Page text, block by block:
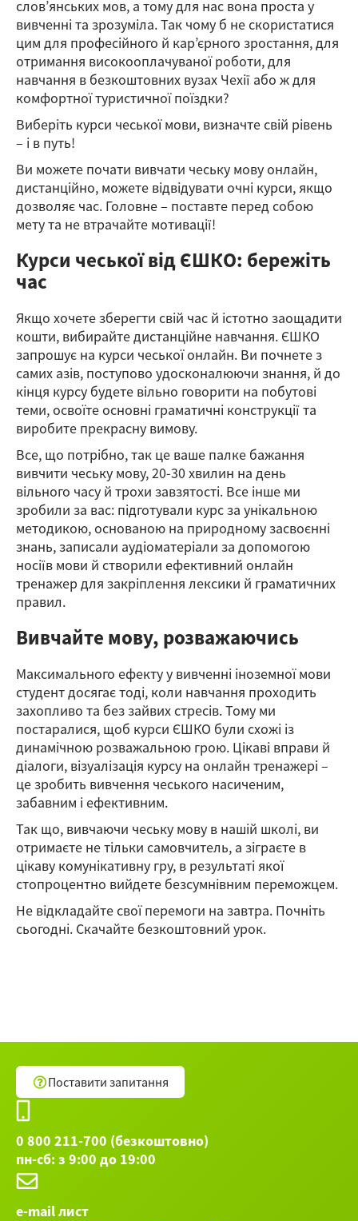
слов’янських мов, а тому для нас вона проста у
вивченні та зрозуміла. Так чому б не скористатися
цим для професійного й кар’єрного зростання, для
отримання високооплачуваної роботи, для
навчання в безкоштовних вузах Чехії або ж для
комфортної туристичної поїздки?
Виберіть курси чеської мови, визначте свій рівень
– і в путь!
Ви можете почати вивчати чеську мову онлайн,
дистанційно, можете відвідувати очні курси, якщо
дозволяє час. Головне – поставте перед собою
мету та не втрачайте мотивації!
Курси чеської від ЄШКО: бережіть
час
Якщо хочете зберегти свій час й істотно заощадити
кошти, вибирайте дистанційне навчання. ЄШКО
запрошує на курси чеської онлайн. Ви почнете з
самих азів, поступово удосконалюючи знання, й до
кінця курсу будете вільно говорити на побутові
теми, освоїте основні граматичні конструкції та
виробите прекрасну вимову.
Все, що потрібно, так це ваше палке бажання
вивчити чеську мову, 20-30 хвилин на день
вільного часу й трохи завзятості. Все інше ми
зробили за вас: підготували курс за унікальною
методикою, основаною на природному засвоєнні
знань, записали аудіоматеріали за допомогою
носіїв мови й створили ефективний онлайн
тренажер для закріплення лексики й граматичних
правил.
Вивчайте мову, розважаючись
Максимального ефекту у вивченні іноземної мови
студент досягає тоді, коли навчання проходить
захопливо та без зайвих стресів. Тому ми
постаралися, щоб курси ЄШКО були схожі із
динамічною розважальною грою. Цікаві вправи й
діалоги, візуалізація курсу на онлайн тренажері –
це зробить вивчення чеського насиченим,
забавним і ефективним.
Так що, вивчаючи чеську мову в нашій школі, ви
отримаєте не тільки самовчитель, а зіграєте в
цікаву комунікативну гру, в результаті якої
стопроцентно вийдете безсумнівним переможцем.
Не відкладайте свої перемоги на завтра. Почніть
сьогодні. Скачайте безкоштовний урок.
Поставити запитання
0 800 211-700 (безкоштовно)
пн-сб: з 9:00 до 19:00
e-mail лист